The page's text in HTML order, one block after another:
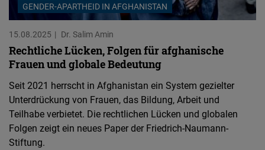
GENDER-APARTHEID IN AFGHANISTAN
15.08.2025 Dr. Salim Amin
Rechtliche Lücken, Folgen für afghanische
Frauen und globale Bedeutung
Seit 2021 herrscht in Afghanistan ein System gezielter
Unterdrückung von Frauen, das Bildung, Arbeit und
Teilhabe verbietet. Die rechtlichen Lücken und globalen
Folgen zeigt ein neues Paper der Friedrich-Naumann-
Stiftung.